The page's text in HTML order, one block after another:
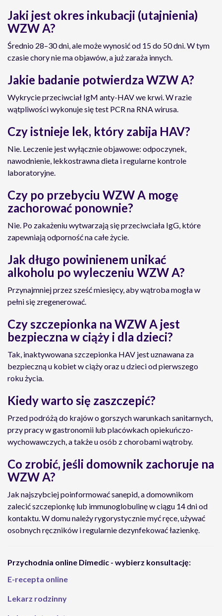
Jaki jest okres inkubacji (utajnienia)
WZW A?
Średnio 28–30 dni, ale może wynosić od 15 do 50 dni. W tym
czasie chory nie ma objawów, a już zaraża innych.
Jakie badanie potwierdza WZW A?
Wykrycie przeciwciał IgM anty-HAV we krwi. W razie
wątpliwości wykonuje się test PCR na RNA wirusa.
Czy istnieje lek, który zabija HAV?
Nie. Leczenie jest wyłącznie objawowe: odpoczynek,
nawodnienie, lekkostrawna dieta i regularne kontrole
laboratoryjne.
Czy po przebyciu WZW A mogę
zachorować ponownie?
Nie. Po zakażeniu wytwarzają się przeciwciała IgG, które
zapewniają odporność na całe życie.
Jak długo powinienem unikać
alkoholu po wyleczeniu WZW A?
Przynajmniej przez sześć miesięcy, aby wątroba mogła w
pełni się zregenerować.
Czy szczepionka na WZW A jest
bezpieczna w ciąży i dla dzieci?
Tak, inaktywowana szczepionka HAV jest uznawana za
bezpieczną u kobiet w ciąży oraz u dzieci od pierwszego
roku życia.
Kiedy warto się zaszczepić?
Przed podróżą do krajów o gorszych warunkach sanitarnych,
przy pracy w gastronomii lub placówkach opiekuńczo-
wychowawczych, a także u osób z chorobami wątroby.
Co zrobić, jeśli domownik zachoruje na
WZW A?
Jak najszybciej poinformować sanepid, a domownikom
zalecić szczepionkę lub immunoglobulinę w ciągu 14 dni od
kontaktu. W domu należy rygorystycznie myć ręce, używać
osobnych ręczników i regularnie dezynfekować łazienkę.
Przychodnia online Dimedic - wybierz konsultację:
E-recepta online
Lekarz rodzinny